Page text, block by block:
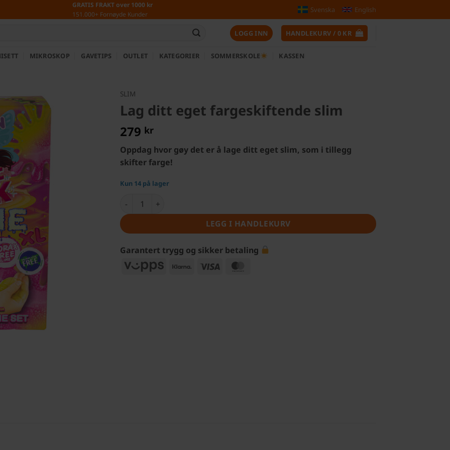
GRATIS FRAKT over 1000 kr
151.000+ Fornøyde Kunder
Svenska English
LOGG INN HANDLEKURV / 0 KR
MIKROSKOP GAVETIPS OUTLET KATEGORIER SOMMERSKOLE KASSEN
SLIM
Lag ditt eget fargeskiftende slim
279 kr
Oppdag hvor gøy det er å lage ditt eget slim, som i tillegg
skifter farge!
Kun 14 på lager
Lag ditt eget fargeskiftende slim antall
LEGG I HANDLEKURV
Garantert trygg og sikker betaling
Vipps
Klarna Visa